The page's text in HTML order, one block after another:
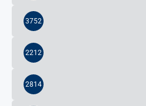
3752
2212
2814